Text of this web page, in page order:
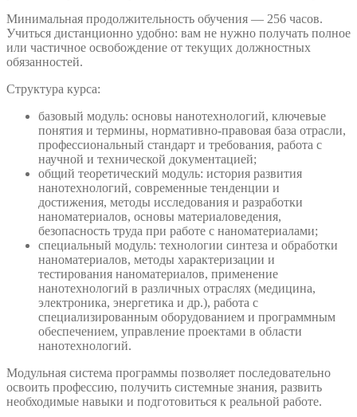
Минимальная продолжительность обучения — 256 часов.
Учиться дистанционно удобно: вам не нужно получать полное
или частичное освобождение от текущих должностных
обязанностей.
Структура курса:
базовый модуль: основы нанотехнологий, ключевые
понятия и термины, нормативно-правовая база отрасли,
профессиональный стандарт и требования, работа с
научной и технической документацией;
общий теоретический модуль: история развития
нанотехнологий, современные тенденции и
достижения, методы исследования и разработки
наноматериалов, основы материаловедения,
безопасность труда при работе с наноматериалами;
специальный модуль: технологии синтеза и обработки
наноматериалов, методы характеризации и
тестирования наноматериалов, применение
нанотехнологий в различных отраслях (медицина,
электроника, энергетика и др.), работа с
специализированным оборудованием и программным
обеспечением, управление проектами в области
нанотехнологий.
Модульная система программы позволяет последовательно
освоить профессию, получить системные знания, развить
необходимые навыки и подготовиться к реальной работе.